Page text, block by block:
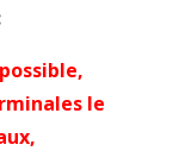
le